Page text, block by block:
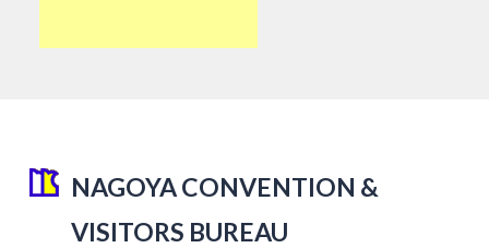
NAGOYA CONVENTION &
VISITORS BUREAU